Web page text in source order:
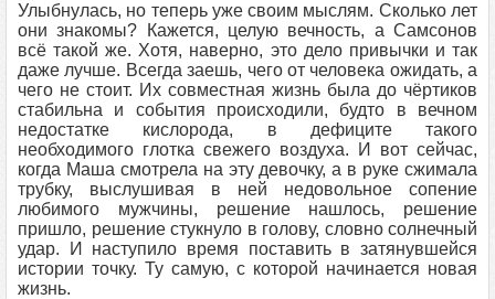
Улыбнулась, но теперь уже своим мыслям. Сколько лет
они знакомы? Кажется, целую вечность, а Самсонов
всё такой же. Хотя, наверно, это дело привычки и так
даже лучше. Всегда заешь, чего от человека ожидать, а
чего не стоит. Их совместная жизнь была до чёртиков
стабильна и события происходили, будто в вечном
недостатке кислорода, в дефиците такого
необходимого глотка свежего воздуха. И вот сейчас,
когда Маша смотрела на эту девочку, а в руке сжимала
трубку, выслушивая в ней недовольное сопение
любимого мужчины, решение нашлось, решение
пришло, решение стукнуло в голову, словно солнечный
удар. И наступило время поставить в затянувшейся
истории точку. Ту самую, с которой начинается новая
жизнь.